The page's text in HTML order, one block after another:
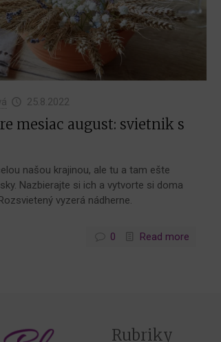
25.8.2022
mesiac august: svietnik s
našou krajinou, ale tu a tam ešte
Nazbierajte si ich a vytvorte si doma
vyzerá nádherne.
0 Read more
Rubriky